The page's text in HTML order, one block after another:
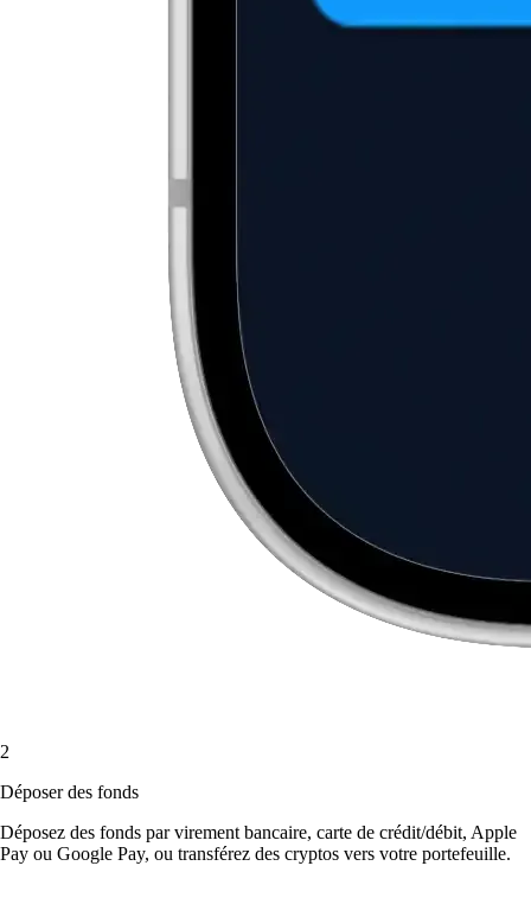
2
Déposer des fonds
Déposez des fonds par virement bancaire, carte de crédit/débit, Apple
Pay ou Google Pay, ou transférez des cryptos vers votre portefeuille.